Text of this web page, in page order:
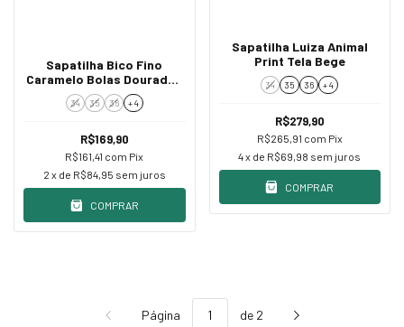
Sapatilha Bico Fino
Caramelo Bolas Douradas
e Fivela
34 35 36 + 4
R$169,90
R$161,41 com Pix
2 x de R$84,95 sem juros
COMPRAR
Sapatilha Luiza Animal
Print Tela Bege
34 35 36 + 4
R$279,90
R$265,91 com Pix
4x de R$69,98 sem juros
COMPRAR
Página de 2